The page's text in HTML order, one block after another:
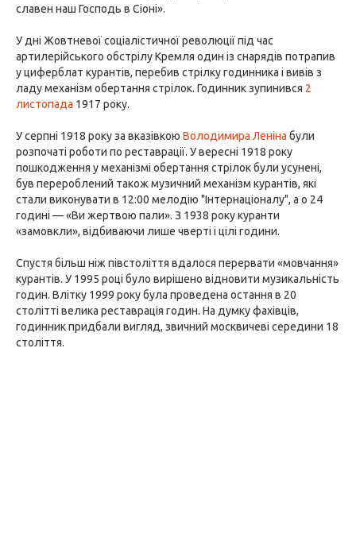
славен наш Господь в Сіоні».
У дні Жовтневої соціалістичної революції під час
артилерійського обстрілу Кремля один із снарядів потрапив
у циферблат курантів, перебив стрілку годинника і вивів з
ладу механізм обертання стрілок. Годинник зупинився 2
листопада 1917 року.
У серпні 1918 року за вказівкою Володимира Леніна були
розпочаті роботи по реставрації. У вересні 1918 року
пошкодження у механізмі обертання стрілок були усунені,
був перероблений також музичний механізм курантів, які
стали виконувати в 12:00 мелодію "Інтернаціоналу", а о 24
годині — «Ви жертвою пали». З 1938 року куранти
«замовкли», відбиваючи лише чверті і цілі години.
Спустя більш ніж півстоліття вдалося перервати «мовчання»
курантів. У 1995 році було вирішено відновити музикальність
годин. Влітку 1999 року була проведена остання в 20
столітті велика реставрація годин. На думку фахівців,
годинник придбали вигляд, звичний москвичеві середини 18
століття.